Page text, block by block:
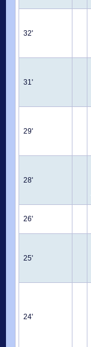
32'
31'
29'
28'
26'
25'
24'